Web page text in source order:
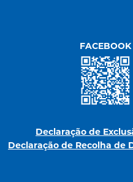
FACEBOOK
Declaração de
Declaração de Recolha de